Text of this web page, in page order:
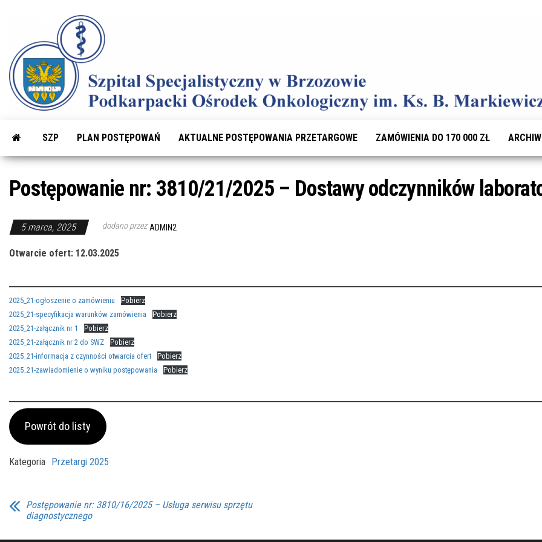
SZP PLAN POSTĘPOWAŃ AKTUALNE POSTĘPOWANIA PRZETARGOWE ZAMÓWIENIA DO 170 000 ZŁ
Postępowanie nr: 3810/21/2025 – Dostawy odczynników
5 marca, 2025 dodano przez ADMIN2
Otwarcie ofert: 12.03.2025
2025_21-ogłoszenie o zamówieniu
Pobierz
2025_21-specyfikacja warunków zamówienia
Pobierz
2025_21-załącznik nr 1
Pobierz
2025_21-załącznik nr 2 do SWZ
Pobierz
2025_21-informacja z czynności otwarcia ofert
Pobierz
2025_21-zawiadomienie o wyniku postępowania
Pobierz
Powrót do listy
Kategoria Przetargi 2025
Postępowanie nr: 3810/16/2025 – Usługa serwisu sprzętu
diagnostycznego